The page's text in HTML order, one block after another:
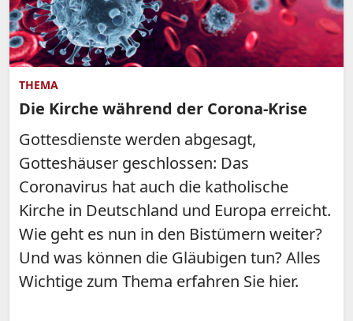
THEMA
Die Kirche während der Corona-Krise
Gottesdienste werden abgesagt,
Gotteshäuser geschlossen: Das
Coronavirus hat auch die katholische
Kirche in Deutschland und Europa erreicht.
Wie geht es nun in den Bistümern weiter?
Und was können die Gläubigen tun? Alles
Wichtige zum Thema erfahren Sie hier.